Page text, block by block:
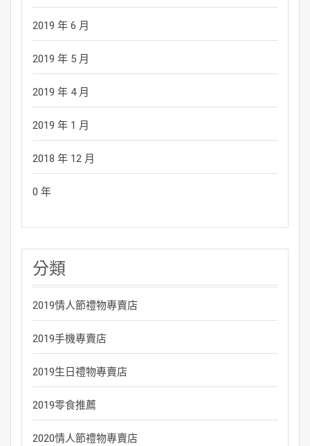
2019 年 6 月
2019 年 5 月
2019 年 4 月
2019 年 1 月
2018 年 12 月
0 年
分類
2019情人節禮物專賣店
2019手機專賣店
2019生日禮物專賣店
2019零食推薦
2020情人節禮物專賣店